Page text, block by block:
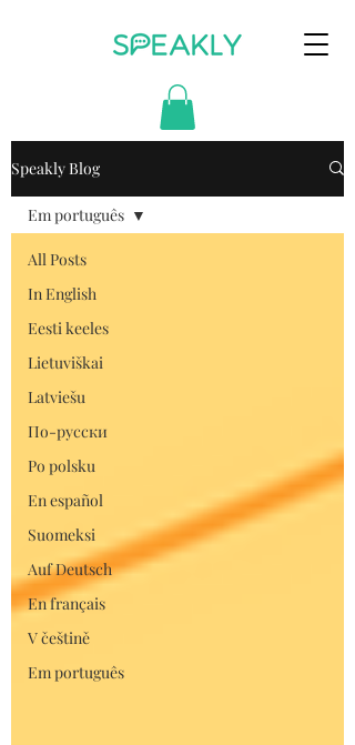
Speakly Blog
All Posts
In English
Eesti keeles
Lietuviškai
Latviešu
По-русски
Po polsku
En español
Suomeksi
Auf Deutsch
En français
V češtině
Em português
Em português